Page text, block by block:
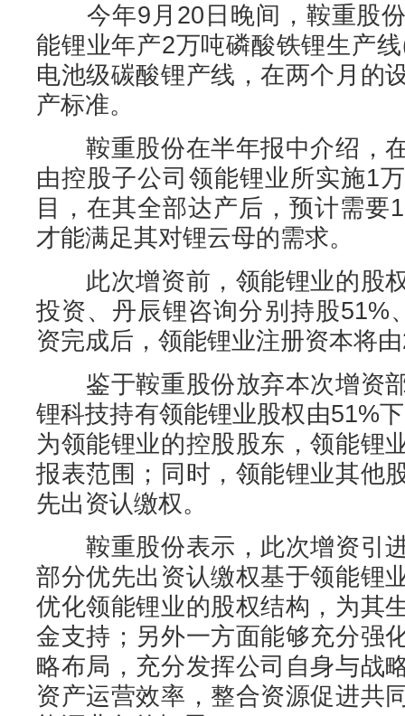
今年9月20日晚间，鞍重股份
能锂业年产2万吨磷酸铁锂生产
电池级碳酸锂产线，在两个月的
产标准。
鞍重股份在半年报中介绍，
由控股子公司领能锂业所实施1
目，在其全部达产后，预计需要
才能满足其对锂云母的需求。
此次增资前，领能锂业的股
投资、丹辰锂咨询分别持股51%
资完成后，领能锂业注册资本将
鉴于鞍重股份放弃本次增资
锂科技持有领能锂业股权由51%
为领能锂业的控股股东，领能锂
报表范围；同时，领能锂业其他
先出资认缴权。
鞍重股份表示，此次增资引
部分优先出资认缴权基于领能锂
优化领能锂业的股权结构，为其
金支持；另外一方面能够充分强
略布局，充分发挥公司自身与战
资产运营效率，整合资源促进共